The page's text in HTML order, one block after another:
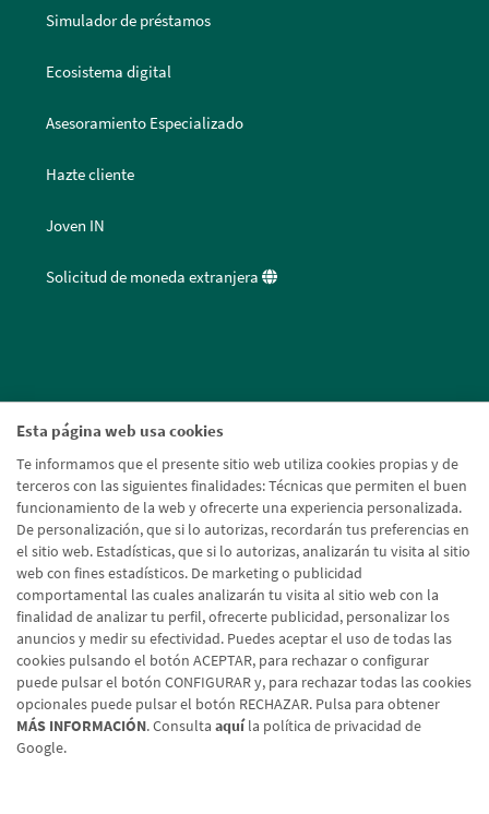
Esta página web usa cookies
Te informamos que el presente sitio web utiliza cookies propias y de
terceros con las siguientes finalidades: Técnicas que permiten el buen
funcionamiento de la web y ofrecerte una experiencia personalizada.
De personalización, que si lo autorizas, recordarán tus preferencias en
el sitio web. Estadísticas, que si lo autorizas, analizarán tu visita al sitio
web con fines estadísticos. De marketing o publicidad
comportamental las cuales analizarán tu visita al sitio web con la
finalidad de analizar tu perfil, ofrecerte publicidad, personalizar los
anuncios y medir su efectividad. Puedes aceptar el uso de todas las
cookies pulsando el botón ACEPTAR, para rechazar o configurar
puede pulsar el botón CONFIGURAR y, para rechazar todas las cookies
opcionales puede pulsar el botón RECHAZAR. Pulsa para obtener
MÁS INFORMACIÓN. Consulta aquíla política de privacidad de
Google.
Simulador de préstamos
Ecosistema digital
Asesoramiento Especializado
Hazte cliente
Joven IN
Solicitud de moneda extranjera
Aviso legal